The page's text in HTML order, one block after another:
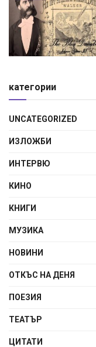
категории
UNCATEGORIZED
ИЗЛОЖБИ
ИНТЕРВЮ
КИНО
КНИГИ
МУЗИКА
НОВИНИ
ОТКЪС НА ДЕНЯ
ПОЕЗИЯ
ТЕАТЪР
ЦИТАТИ